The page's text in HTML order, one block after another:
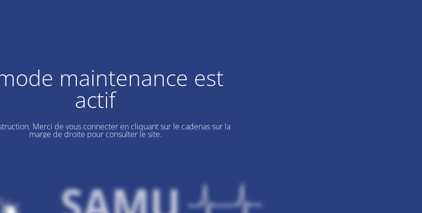
maintenance est
actif
Merci de vous connecter en cliquant sur le cadenas sur la
marge de droite pour consulter le site.